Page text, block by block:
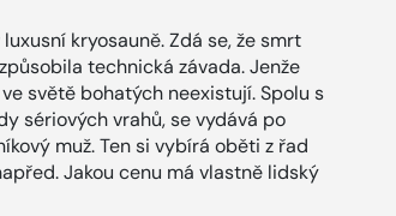
kryosauně. Zdá se, že smrt
technická závada. Jenže
světě bohatých neexistují. Spolu s
sériových vrahů, se vydává po
muž. Ten si vybírá oběti z řad
Jakou cenu má vlastně lidský